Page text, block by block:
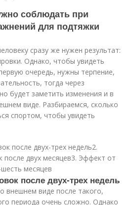
соблюдать при
для подтяжки
сразу же нужен результат:
Однако, чтобы увидеть
очередь, нужны терпение,
тогда через
будет заметить изменения и в
виде. Разбираемся, сколько
спортом, чтобы увидеть
после двух-трех недель2.
двух месяцев3. Эффект от
месяцев
после двух-трех недель
внешнем виде после такого,
периода очень сложно. Однако